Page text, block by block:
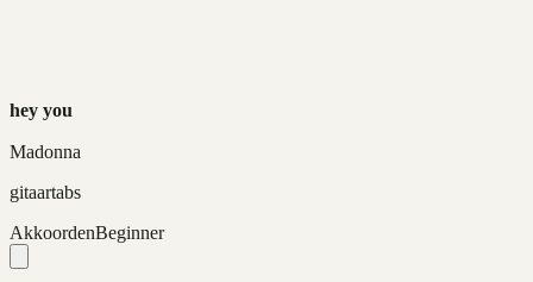
hey you
Madonna
gitaartabs
AkkoordenBeginner